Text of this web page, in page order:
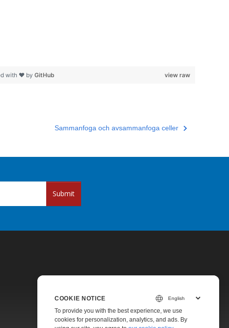
view raw
with ❤ by GitHub
Sammanfoga och avsammanfoga celler
Submit
Pricing
Paid Support
COOKIE NOTICE
To provide you with the best experience, we use
cookies for personalization, analytics, and ads. By